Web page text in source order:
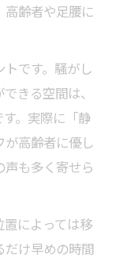
齢者や足腰に
です。騒がし
きる空間は、
。実際に「静
高齢者に優し
も多く寄せら
によっては移
だけ早めの時間